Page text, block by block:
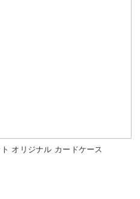
オリジナル カードケース